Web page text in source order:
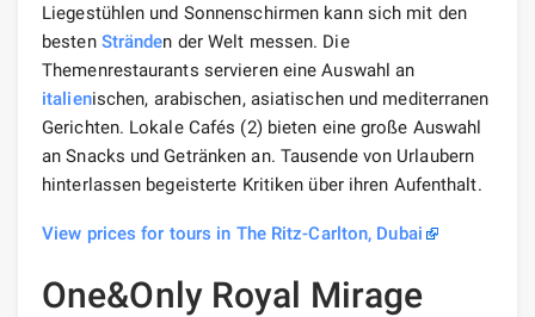
Liegestühlen und Sonnenschirmen kann sich mit den
besten Stränden der Welt messen. Die
Themenrestaurants servieren eine Auswahl an
italienischen, arabischen, asiatischen und mediterranen
Gerichten. Lokale Cafés (2) bieten eine große Auswahl
an Snacks und Getränken an. Tausende von Urlaubern
hinterlassen begeisterte Kritiken über ihren Aufenthalt.
View prices for tours in The Ritz-Carlton, Dubai
One&Only Royal Mirage